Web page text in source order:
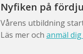
Nyfiken på
Vårens utbildning
Läs mer och anmäl